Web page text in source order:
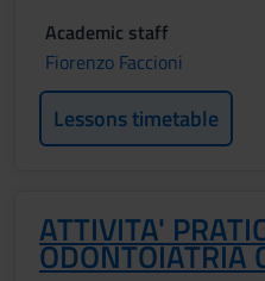
Academic staff
Fiorenzo Faccioni
Lessons timetable
ATTIVITA'
ODONTOIATRIA